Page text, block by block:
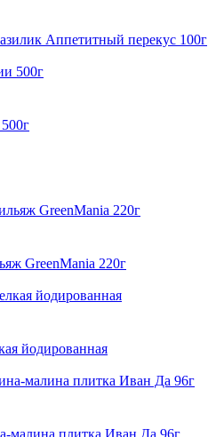
Аппетитный перекус 100г
GreenMania 220г
йодированная
малина плитка Иван Да 96г